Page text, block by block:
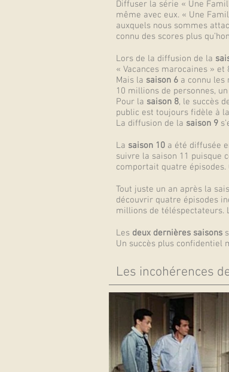
Diffuser la série « Une
même avec eux. « Une
auxquels nous sommes
connu des scores plus
Lors de la diffusion de la
« Vacances marocaines »
Mais la saison 6 a connu les
10 millions de personnes,
Pour la saison 8, le succès
public est toujours fidèle à
La diffusion de la saison 9
La saison 10 a été diffusée
suivre la saison 11 puisque
comportait quatre
Tout juste un an après la
découvrir quatre épisodes
millions de téléspectateurs.
Les deux dernières saisons
Un succès plus confidentiel
Les incohérences